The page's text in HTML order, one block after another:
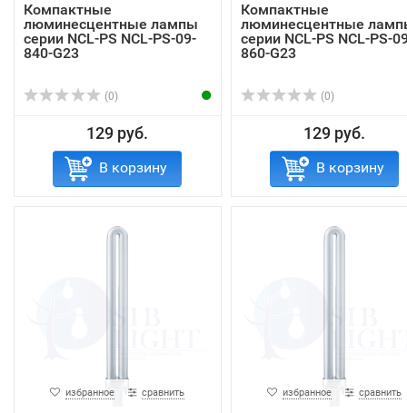
Компактные
люминесцентные лампы
серии NCL-PS NCL-PS-09-
840-G23
(0)
129 руб.
В корзину
Компактные
люминесцентные
серии NCL-PS NCL-PS-
860-G23
(0)
129 руб.
В корзину
избранное сравнить избранное сравнить